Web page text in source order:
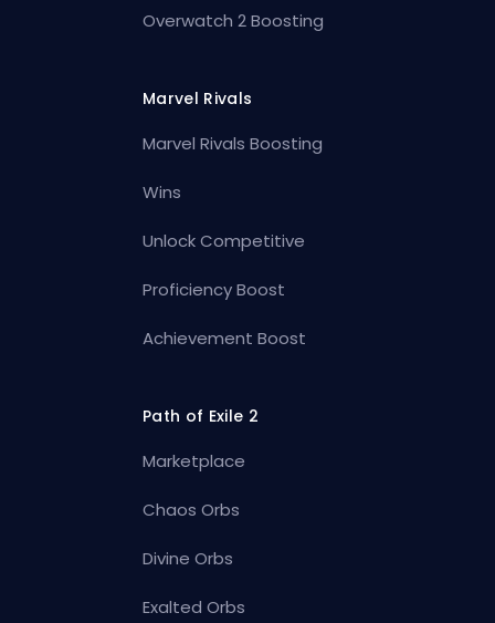
Overwatch 2 Boosting
Marvel Rivals
Marvel Rivals Boosting
Wins
Unlock Competitive
Proficiency Boost
Achievement Boost
Path of Exile 2
Marketplace
Chaos Orbs
Divine Orbs
Exalted Orbs